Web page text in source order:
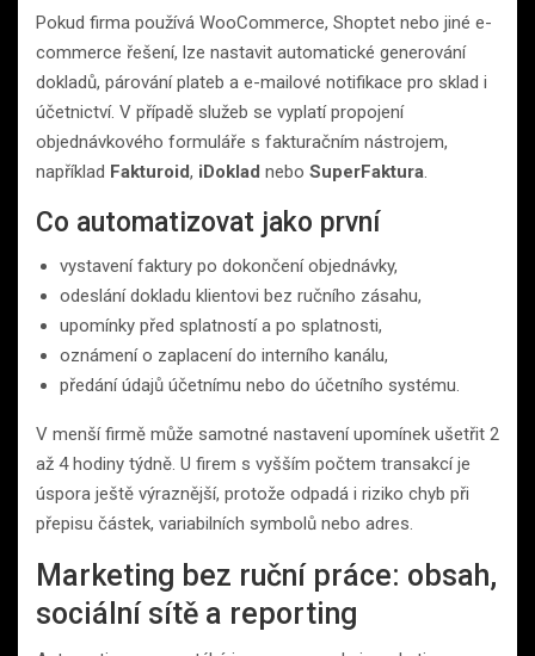
Pokud firma používá WooCommerce, Shoptet nebo jiné e-
commerce řešení, lze nastavit automatické generování
dokladů, párování plateb a e-mailové notifikace pro sklad i
účetnictví. V případě služeb se vyplatí propojení
objednávkového formuláře s fakturačním nástrojem,
například Fakturoid, iDoklad nebo SuperFaktura.
Co automatizovat jako první
vystavení faktury po dokončení objednávky,
odeslání dokladu klientovi bez ručního zásahu,
upomínky před splatností a po splatnosti,
oznámení o zaplacení do interního kanálu,
předání údajů účetnímu nebo do účetního systému.
V menší firmě může samotné nastavení upomínek ušetřit 2
až 4 hodiny týdně. U firem s vyšším počtem transakcí je
úspora ještě výraznější, protože odpadá i riziko chyb při
přepisu částek, variabilních symbolů nebo adres.
Marketing bez ruční práce: obsah,
sociální sítě a reporting